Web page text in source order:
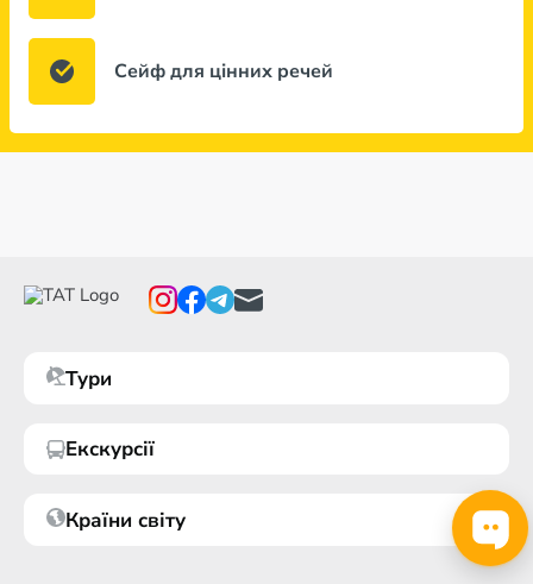
Сейф для цінних речей
Тури
Екскурсії
Країни світу